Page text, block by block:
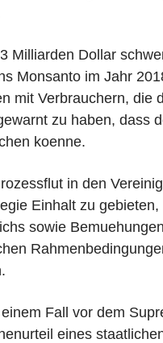
Milliarden Dollar
Monsanto im Jahr
mit Verbrauchern, die
zu haben, dass
koenne.
in den
Einhalt zu gebieten,
sowie
Fall vor dem
eines